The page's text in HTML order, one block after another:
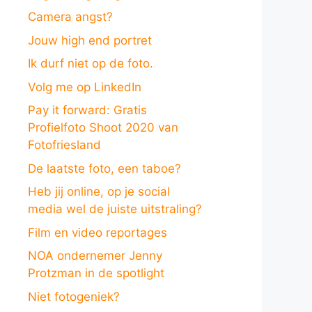
Camera angst?
Jouw high end portret
Ik durf niet op de foto.
Volg me op LinkedIn
Pay it forward: Gratis
Profielfoto Shoot 2020 van
Fotofriesland
De laatste foto, een taboe?
Heb jij online, op je social
media wel de juiste uitstraling?
Film en video reportages
NOA ondernemer Jenny
Protzman in de spotlight
Niet fotogeniek?